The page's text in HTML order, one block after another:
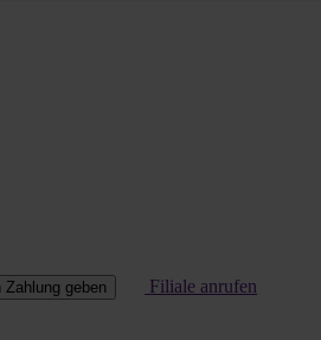
Zahlung geben Filiale anrufen